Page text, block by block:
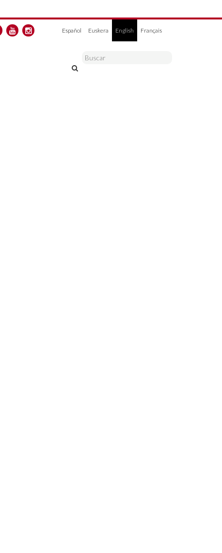
Español Euskera English Français